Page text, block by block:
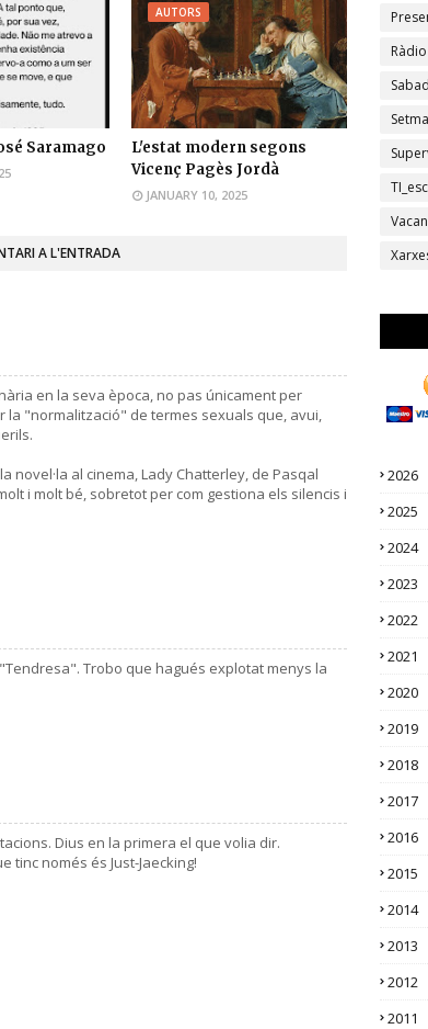
Saramago
AUTORS
L'estat modern segons
Vicenç Pagès Jordà
JANUARY 10, 2025
A L'ENTRADA
en la seva època, no pas únicament per
la "normalització" de termes sexuals que, avui,
novel·la al cinema, Lady Chatterley, de Pasqal
i molt bé, sobretot per com gestiona els silencis i
Trobo que hagués explotat menys la
Dius en la primera el que volia dir.
tinc només és Just-Jaecking!
Ràdio
2026
2025
2024
2023
2022
2021
2020
2019
2018
2017
2016
2015
2014
2013
2012
2011